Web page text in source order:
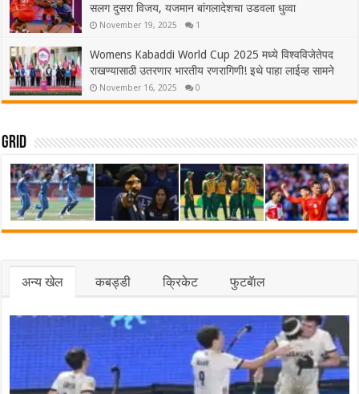
सलग दुसरा विजय, यजमान बांगलादेशचा उडवला धुव्वा
November 19, 2025 1
Womens Kabaddi World Cup 2025 मध्ये विश्वविजेतेपद
राखण्यासाठी उतरणार भारतीय रणरागिणी! इथे पाहा लाईव्ह सामने
November 16, 2025 0
Grid
अन्य खेल कबड्डी क्रिकेट फुटबॅाल